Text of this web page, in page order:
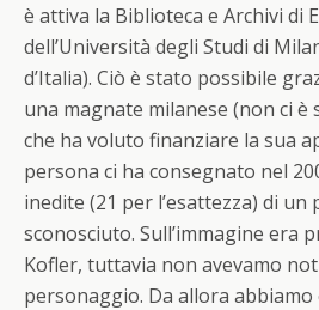
è attiva la Biblioteca e Archivi di
dell’Università degli Studi di
d’Italia). Ciò è stato possibile
una magnate milanese (non ci
che ha voluto finanziare la sua
persona ci ha consegnato nel
inedite (21 per l’esattezza) di
sconosciuto. Sull’immagine era
Kofler, tuttavia non avevamo
personaggio. Da allora